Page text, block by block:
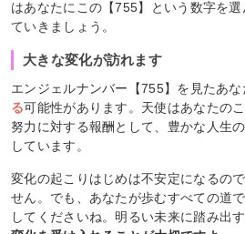
はあなたにこの【755】という数字を
ていきましょう。
大きな変化が訪れます
エンジェルナンバー【755】を見たあな
る可能性があります。天使はあなたの
努力に対する報酬として、豊かな人生
しています。
変化の起こりはじめは不安定になるの
せん。でも、あなたが歩むすべての道
してくださいね。明るい未来に踏み出す